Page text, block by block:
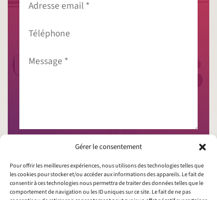
Gérer le consentement
Pour offrir les meilleures expériences, nous utilisons des technologies telles que
les cookies pour stocker et/ou accéder aux informations des appareils. Le fait de
consentir à ces technologies nous permettra de traiter des données telles que le
comportement de navigation ou les ID uniques sur ce site. Le fait de ne pas
email
J'accepte que mes données soient collectées